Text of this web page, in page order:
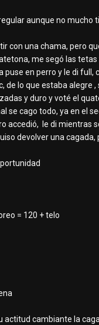
aunque no mucho
con una chama, pero
me segó las
en perro y le di
lo que estaba alegre
y duro y voté el
se cago todo, ya en el
accedió, le di mientras
devolver una
= 120 + telo
actitud cambiante la